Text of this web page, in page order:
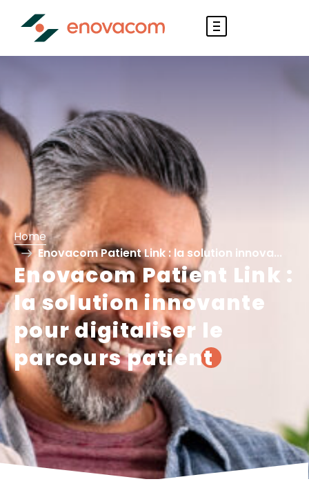
Home
Enovacom Patient Link : la solution innova...
Enovacom Patient Link :
la solution innovante
pour digitaliser le
parcours patient